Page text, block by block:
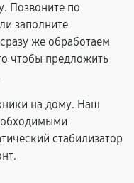
Позвоните по
заполните
же обработаем
чтобы предложить
на дому. Наш
стабилизатор